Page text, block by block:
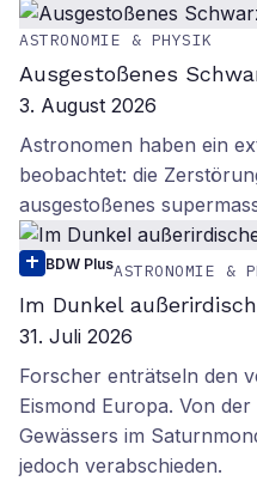
ASTRONOMIE & PHYSIK
Ausgestoßenes
3. August 2026
Astronomen haben ein
beobachtet: die
ausgestoßenes
BDW PlusASTRONOMIE &
Im Dunkel
31. Juli 2026
Forscher enträtseln den
Eismond Europa. Von
Gewässers im
jedoch verabschieden.